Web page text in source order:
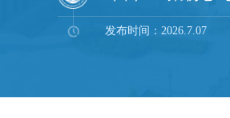
发布时间：2026.7.07